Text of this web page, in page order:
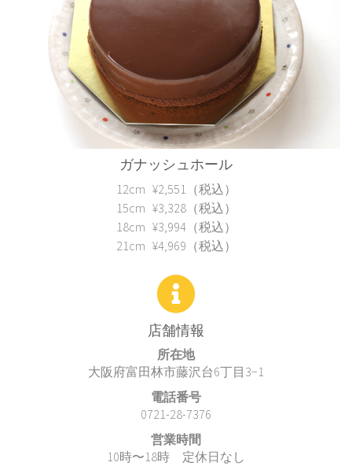
ガナッシュホール
12cm ¥2,551（税込）
15cm ¥3,328（税込）
18cm ¥3,994（税込）
21cm ¥4,969（税込）
店舗情報
所在地
大阪府富田林市藤沢台6丁目3−1
電話番号
0721-28-7376
営業時間
10時〜18時 定休日なし